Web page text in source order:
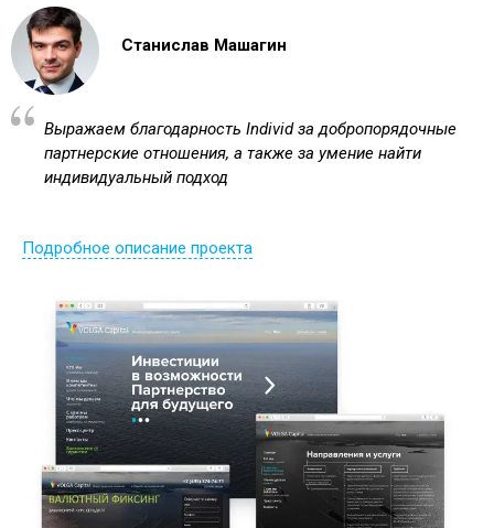
Станислав Машагин
Выражаем благодарность Individ за добропорядочные
партнерские отношения, а также за умение найти
индивидуальный подход
Подробное описание проекта